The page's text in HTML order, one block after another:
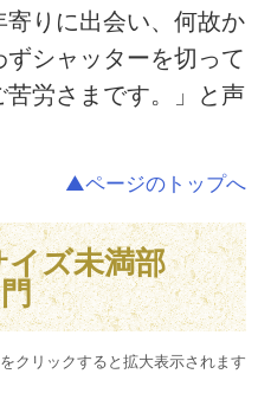
りに出会い、何故か
シャッターを切って
苦労さまです。」と声
▲ページのトップへ
ズ未満部
門
クリックすると拡大表示されます